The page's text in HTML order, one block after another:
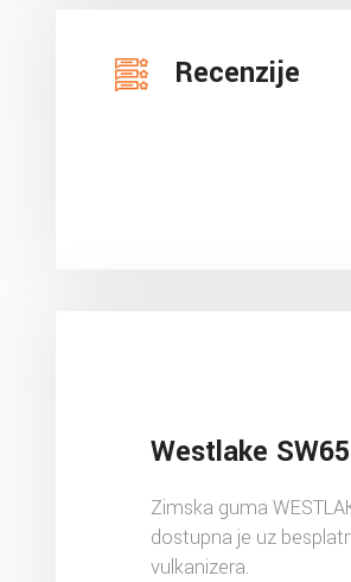
Recenzije
Westlake
Zimska guma
dostupna je uz
vulkanizera.